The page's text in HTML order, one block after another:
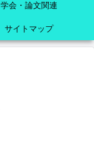
学会・論文関連
サイトマップ